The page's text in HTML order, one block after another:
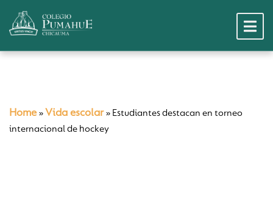
Home » Vida escolar» Estudiantes destacan en torneo
internacional de hockey